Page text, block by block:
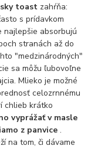
toast zahŕňa:
s prídavkom
najlepšie absorbujú
stranách až do
"medzinárodných"
sa môžu ľubovoľne
Mlieko je možné
celozrnnému
chlieb krátko
vyprážať v masle
z panvice.
na tom, či dávame